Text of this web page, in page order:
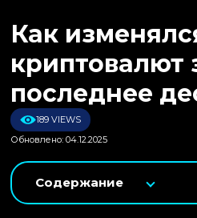
Как
криптовалют
последнее
189 VIEWS
Обновлено: 04.12.2025
Содержание